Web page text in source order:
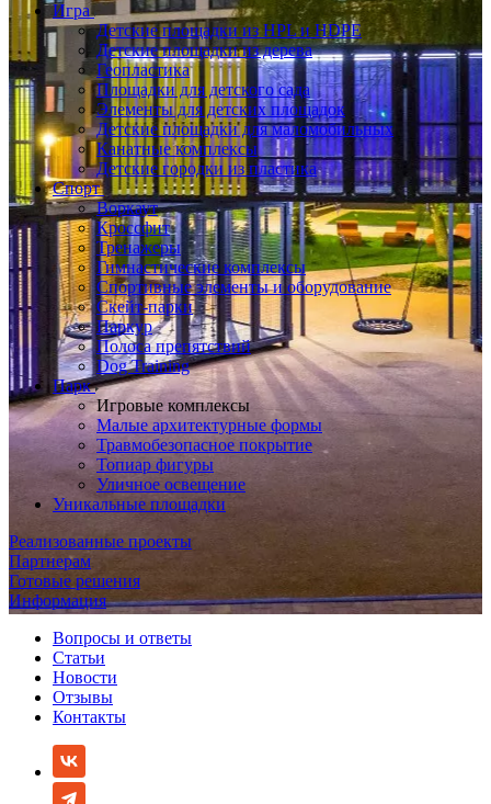
Игра
Детские площадки из HPL и HDPE
Детские площадки из дерева
Геопластика
Площадки для детского сада
Элементы для детских площадок
Детские площадки для маломобильных
Канатные комплексы
Детские городки из пластика
Спорт
Воркаут
Кроссфит
Тренажеры
Гимнастические комплексы
Спортивные элементы и оборудование
Скейт-парки
Паркур
Полоса препятствий
Dog Training
Парк
Игровые комплексы
Малые архитектурные формы
Травмобезопасное покрытие
Топиар фигуры
Уличное освещение
Уникальные площадки
Реализованные проекты
Партнерам
Готовые решения
Информация
Вопросы и ответы
Статьи
Новости
Отзывы
Контакты